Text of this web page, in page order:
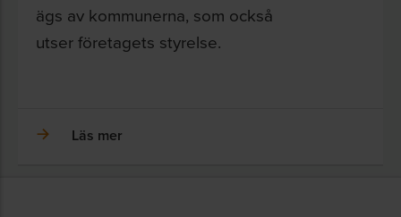
ägs av kommunerna, som också
utser företagets styrelse.
Läs mer